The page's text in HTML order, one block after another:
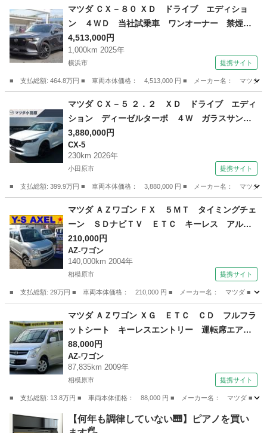
マツダ ＣＸ－８０ ＸＤ ドライブ エディショ
ン ４ＷＤ 当社試乗車 ワンオーナー 禁煙
車 マツダコネクトナビ 全周囲カメラ 衝突被
害軽減ブレーキ 純正２０インチアルミ 前後パ
ーキングセンサー ルーフレール ワンオーナ
ー ３６０°ビュー ４ＷＤ パワーシート （検1
0.12）
4,513,000円
1,000km 2025年
横浜市 提携サイト
■ 支払総額: 464.8万円 ■ 車両本体価格： 4,513,000 円 ■ メーカー名： マツ
マツダ
マツダ ＣＸ－５ ２．２ ＸＤ ドライブ エディ
ション ディーゼルターボ ４Ｗ ガラスサンル
ーフ ＢＯＳＥ パーキングセンサー オートク
ルーズコントロール 地デジ 電動リアゲート
電動シート 革シート 衝突被害軽減システム
シートヒーター ＥＴＣ サンルーフ ４ＷＤ
ＤＳＣ 禁煙 （検11.3）
3,880,000円
CX-5
230km 2026年
小田原市 提携サイト
■ 支払総額: 399.9万円 ■ 車両本体価格： 3,880,000 円 ■ メーカー名： マツ
CX-5
マツダ ＡＺワゴン ＦＸ ５ＭＴ タイミングチェ
ーン ＳＤナビＴＶ ＥＴＣ キーレス アルミ
（車検整備付）
210,000円
AZ-ワゴン
140,000km 2004年
相模原市 提携サイト
■ 支払総額: 29万円 ■ 車両本体価格： 210,000 円 ■ メーカー名： マツダ ■
AZ-ワゴン
マツダ ＡＺワゴン ＸＧ ＥＴＣ ＣＤ フルフラ
ットシート キーレスエントリー 運転席エアバ
ック 助手席エアバック 盗難防止装置 パワー
ステアリング パワ－ウィンドウ ベンチシー
ト エアコンクーラー （検10.8）
88,000円
AZ-ワゴン
87,835km 2009年
相模原市 提携サイト
■ 支払総額: 13.8万円 ■ 車両本体価格： 88,000 円 ■ メーカー名： マツダ ■
神奈川 相模原市 AZ-ワゴン
【何年も調律していない🎹】ピアノを買い